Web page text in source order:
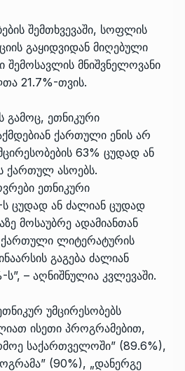
შემთხვევაში, სოფლის
გაყიდვიდან მიღებული
მნიშვნელოვანი
21.7%-თვის.
გამოც, ეთნიკური
ქართული ენის არ
63% ცუდად ან
ქართულ ასოებს.
ეთნიკური
ს ცუდად ან ძალიან ცუდად
მოსაუბრე ადამიანთან
ლიტერატურის
გაგება ძალიან
– აღნიშნულია კვლევაში.
უმცირესობებს
ისეთი პროგრამებით,
საქართველოში” (89.6%),
(90%), „დანერგე